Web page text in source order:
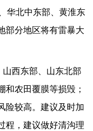
华北中东部、黄淮东
部分地区将有雷暴大
西东部、山东北部
农田覆膜等损毁；
险较高。建议及时加
程，建议做好清沟理